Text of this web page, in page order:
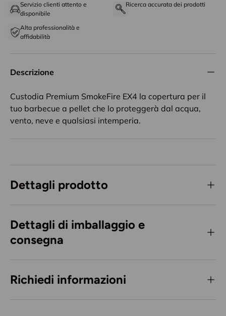
Servizio clienti attento e
disponibile
Ricerca accurata dei prodotti
Alta professionalità e
affidabilità
Descrizione
Custodia Premium SmokeFire EX4 la copertura per il
tuo barbecue a pellet che lo proteggerà dal acqua,
vento, neve e qualsiasi intemperia.
Dettagli prodotto
Dettagli di imballaggio e
consegna
Richiedi informazioni